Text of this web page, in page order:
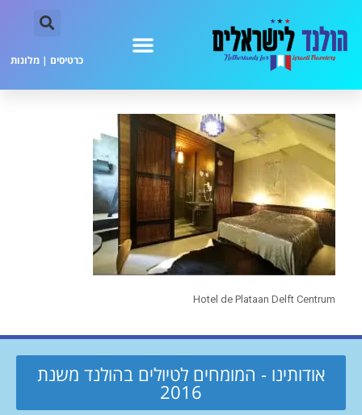
כרטיסים | מלונות
Hotel de Plataan Delft Centrum
אודותינו - המומחים לטיולים בהולנד משנת
2016